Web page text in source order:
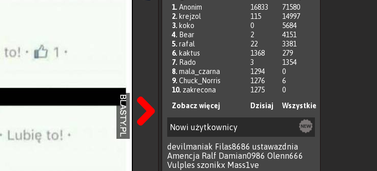
1. Anonim 16833
71580
2. krejzol 115
14997
3. koko 0
5684
4. Bear 2
4151
5. rafal 22
3381
6. kaktus 1368
279
7. Rado 3
1354
8. mala_czarna 1294
0
9. Chuck_Norris 1276
6
10. zakrecona 1275
0
Zobacz więcej
Dzisiaj Wszystkie
Nowi użytkownicy
devilmaniak Filas8686 ustawazdnia
Amencja Ralf Damian0986 Olenn666
Vulples szonikx Mass1ve
Następna